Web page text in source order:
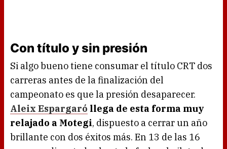
Con título y sin presión
Si algo bueno tiene consumar el título CRT dos
carreras antes de la finalización del
campeonato es que la presión desaparecer.
Aleix Espargaró llega de esta forma muy
relajado a Motegi, dispuesto a cerrar un año
brillante con dos éxitos más. En 13 de las 16